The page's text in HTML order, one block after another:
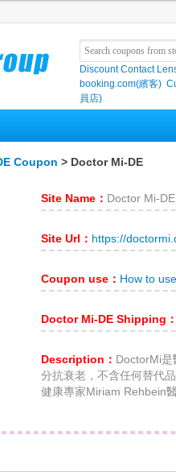
Discount Contact
booking.com(繽客)
員店)
Coupon > Doctor Mi-DE
Site Name： Doctor Mi-DE
Site Url： https://
Coupon use： How to
Doctor Mi-DE Shipping
Description： DoctorMi
分抗衰老，不含任何替代
健康專家Miriam Rehbein